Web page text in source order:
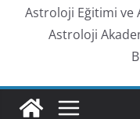
Astroloji Eğitimi ve
Astroloji